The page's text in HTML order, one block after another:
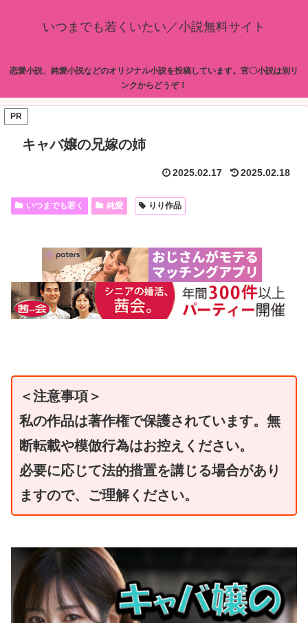
いつまでも若くいたい／小説無料サイト
恋愛小説、純愛小説などのオリジナル小説を投稿しています。官〇小説は別リ
ンクからどうぞ！
PR
キャバ嬢の兄嫁の姉
2025.02.17 2025.02.18
いつまでも若く 純愛 りり作品
＜注意事項＞
私の作品は著作権で保護されています。無
断転載や模倣行為はお控えください。
必要に応じて法的措置を講じる場合があり
ますので、ご理解ください。